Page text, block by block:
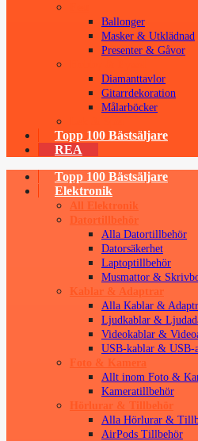
Ballonger
Masker & Utklädnad
Presenter & Gåvor
Diamanttavlor
Gitarrdekoration
Målarböcker
Topp 100 Bästsäljare
REA
Topp 100 Bästsäljare
Elektronik
All Elektronik
Datortillbehör
Alla Datortillbehör
Datorsäkerhet
Laptoptillbehör
Musmattor &
Kablar & Adaptrar
Alla Kablar &
Ljudkablar &
Videokablar &
USB-kablar & USB-
Foto & Kamera
Allt inom Foto &
Kameratillbehör
Hörlurar & Tillbehör
Alla Hörlurar &
AirPods Tillbehör